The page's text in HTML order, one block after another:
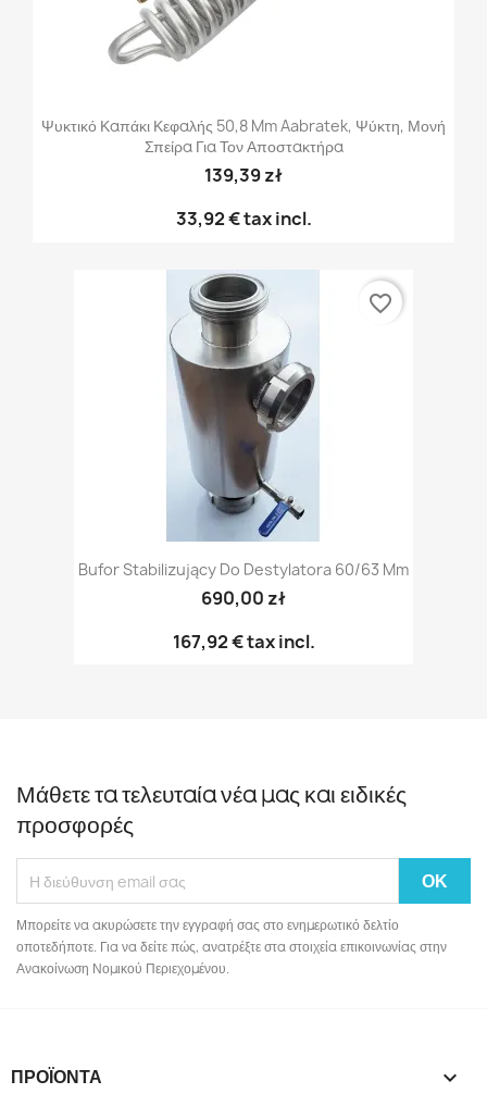
Ψυκτικό Καπάκι Κεφαλής 50,8 Mm Aabratek, Ψύκτη, Μονή
Σπείρα Για Τον Αποστακτήρα
139,39 zł
33,92 €tax incl.
Bufor Stabilizujący Do Destylatora 60/63 Mm
690,00 zł
167,92 €tax incl.
favorite_border
Μάθετε τα τελευταία νέα μας και ειδικές
προσφορές
Μπορείτε να ακυρώσετε την εγγραφή σας στο ενημερωτικό δελτίο
οποτεδήποτε. Για να δείτε πώς, ανατρέξτε στα στοιχεία επικοινωνίας στην
Ανακοίνωση Νομικού Περιεχομένου.
ΠΡΟΪΌΝΤΑ 